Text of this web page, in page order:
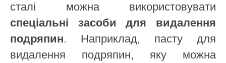
сталі можна використовувати
спеціальні засоби для видалення
подряпин. Наприклад, пасту для
видалення подряпин, яку можна